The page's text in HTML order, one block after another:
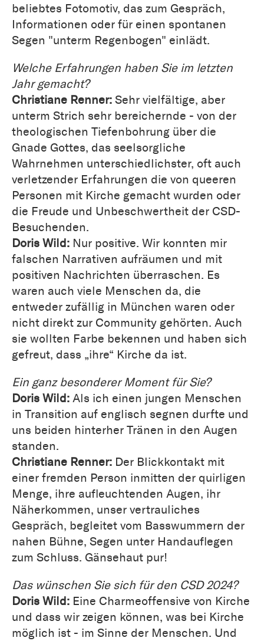
beliebtes Fotomotiv, das zum Gespräch,
Informationen oder für einen spontanen
Segen "unterm Regenbogen" einlädt.
Welche Erfahrungen haben Sie im letzten
Jahr gemacht?
Christiane Renner: Sehr vielfältige, aber
unterm Strich sehr bereichernde - von der
theologischen Tiefenbohrung über die
Gnade Gottes, das seelsorgliche
Wahrnehmen unterschiedlichster, oft auch
verletzender Erfahrungen die von queeren
Personen mit Kirche gemacht wurden oder
die Freude und Unbeschwertheit der CSD-
Besuchenden.
Doris Wild: Nur positive. Wir konnten mir
falschen Narrativen aufräumen und mit
positiven Nachrichten überraschen. Es
waren auch viele Menschen da, die
entweder zufällig in München waren oder
nicht direkt zur Community gehörten. Auch
sie wollten Farbe bekennen und haben sich
gefreut, dass „ihre“ Kirche da ist.
Ein ganz besonderer Moment für Sie?
Doris Wild: Als ich einen jungen Menschen
in Transition auf englisch segnen durfte und
uns beiden hinterher Tränen in den Augen
standen.
Christiane Renner: Der Blickkontakt mit
einer fremden Person inmitten der quirligen
Menge, ihre aufleuchtenden Augen, ihr
Näherkommen, unser vertrauliches
Gespräch, begleitet vom Basswummern der
nahen Bühne, Segen unter Handauflegen
zum Schluss. Gänsehaut pur!
Das wünschen Sie sich für den CSD 2024?
Doris Wild: Eine Charmeoffensive von Kirche
und dass wir zeigen können, was bei Kirche
möglich ist - im Sinne der Menschen. Und